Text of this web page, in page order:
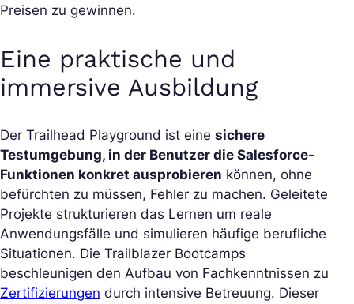
Preisen zu gewinnen.
Eine praktische und
immersive Ausbildung
Der Trailhead Playground ist eine sichere
Testumgebung, in der Benutzer die Salesforce-
Funktionen konkret ausprobieren können, ohne
befürchten zu müssen, Fehler zu machen. Geleitete
Projekte strukturieren das Lernen um reale
Anwendungsfälle und simulieren häufige berufliche
Situationen. Die Trailblazer Bootcamps
beschleunigen den Aufbau von Fachkenntnissen zu
Zertifizierungen durch intensive Betreuung. Dieser